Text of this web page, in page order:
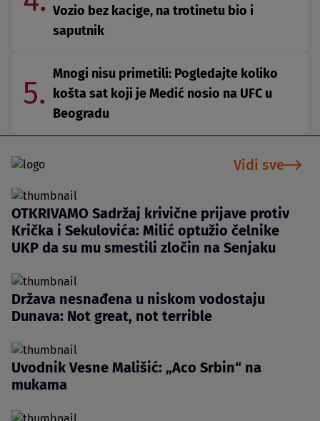
Vozio bez kacige, na trotinetu bio i
saputnik
5.
Mnogi nisu primetili: Pogledajte koliko
košta sat koji je Medić nosio na UFC u
Beogradu
Vidi sve
OTKRIVAMO Sadržaj krivične prijave protiv
Krička i Sekulovića: Milić optužio čelnike
UKP da su mu smestili zločin na Senjaku
Država nesnađena u niskom vodostaju
Dunava: Not great, not terrible
Uvodnik Vesne Mališić: „Aco Srbin“ na
mukama